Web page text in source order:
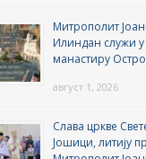
Митрополит
Илиндан служи
манастиру
август 1, 2026
Слава цркве
Јошици, литију